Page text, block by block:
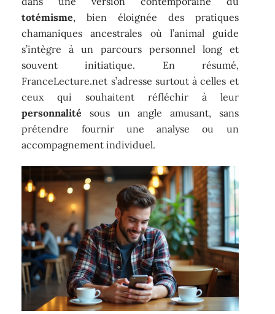
totémisme, bien éloignée des pratiques
chamaniques ancestrales où l’animal guide
s’intègre à un parcours personnel long et
souvent initiatique. En résumé,
FranceLecture.net s’adresse surtout à celles et
ceux qui souhaitent réfléchir à leur
personnalité sous un angle amusant, sans
prétendre fournir une analyse ou un
accompagnement individuel.